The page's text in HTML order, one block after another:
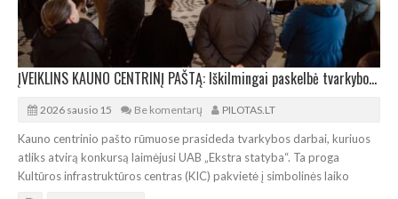
ĮVEIKLINS KAUNO CENTRINĮ PAŠTĄ: Iškilmingai paskelbė tvarkybos darbų pradžią
2026 sausio 15 Be komentarų PILOTAS.LT
Kauno centrinio pašto rūmuose prasideda tvarkybos darbai, kuriuos
atliks atvirą konkursą laimėjusi UAB „Ekstra statyba“. Ta proga
Kultūros infrastruktūros centras (KIC) pakvietė į simbolinės laiko